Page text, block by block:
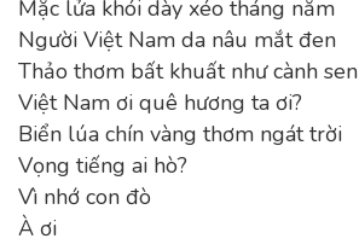
Mặc lửa khói dày xéo tháng năm
Người Việt Nam da nâu mắt đen
Thảo thơm bất khuất như cành sen
Việt Nam ơi quê hương ta ơi?
Biển lúa chín vàng thơm ngát trời
Vọng tiếng ai hò?
Vì nhớ con đò
À ơi